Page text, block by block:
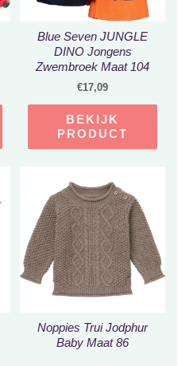
Blue Seven JUNGLE
DINO Jongens
Zwembroek Maat 104
€17,09
BEKIJK
PRODUCT
Noppies Trui Jodphur
Baby Maat 86